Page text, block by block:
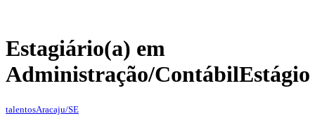
Estagiário(a) em
Administração/ContábilEstágio
talentosAracaju/SE